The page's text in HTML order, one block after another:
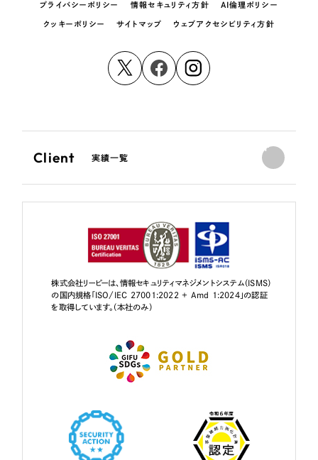
プライバシーポリシー 情報セキュリティ方針 AI倫理ポリシー
クッキーポリシー サイトマップ ウェブアクセシビリティ方針
Client 実績一覧
株式会社リーピーは、情報セキュリティマネジメントシステム（ISMS）
の国内規格「ISO/IEC 27001:2022 + Amd 1:2024」の認証
を取得しています。（本社のみ）